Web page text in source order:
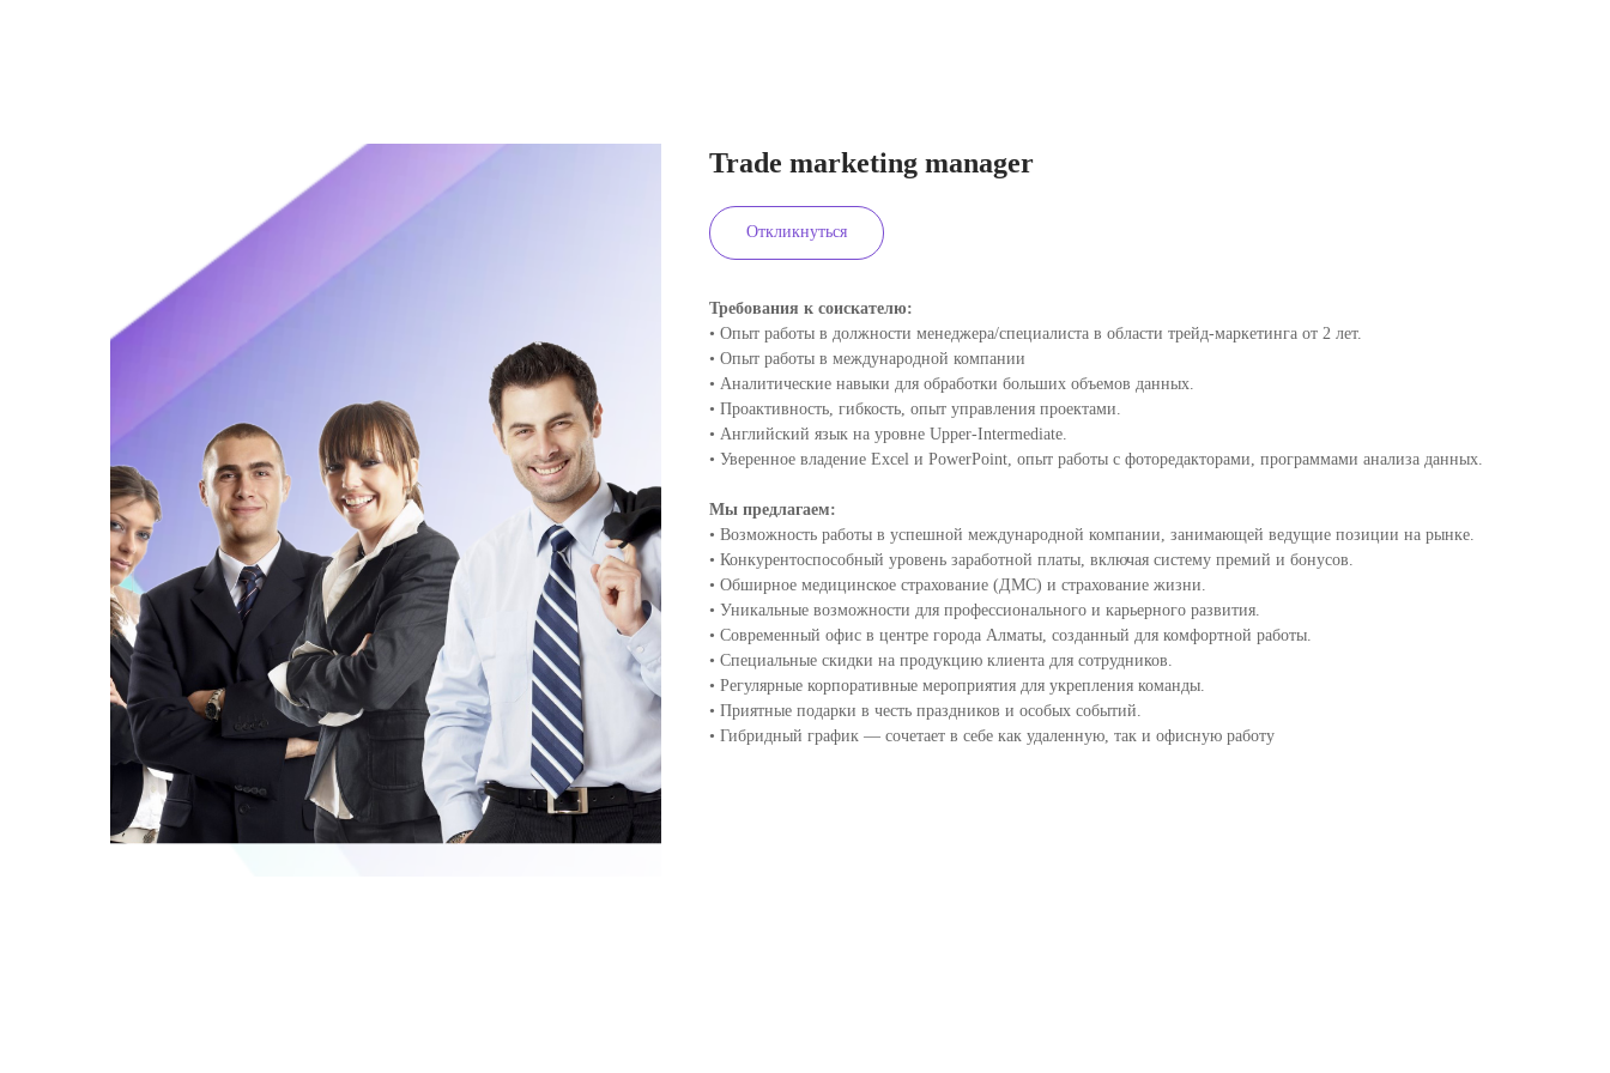
Trade marketing manager
Откликнуться
Требования к соискателю:
• Опыт работы в должности менеджера/специалиста в области трейд-маркетинга от 2 лет.
• Опыт работы в международной компании
• Аналитические навыки для обработки больших объемов данных.
• Проактивность, гибкость, опыт управления проектами.
• Английский язык на уровне Upper-Intermediate.
• Уверенное владение Excel и PowerPoint, опыт работы с фоторедакторами, программами анализа данных.
Мы предлагаем:
• Возможность работы в успешной международной компании, занимающей ведущие позиции на рынке.
• Конкурентоспособный уровень заработной платы, включая систему премий и бонусов.
• Обширное медицинское страхование (ДМС) и страхование жизни.
• Уникальные возможности для профессионального и карьерного развития.
• Современный офис в центре города Алматы, созданный для комфортной работы.
• Специальные скидки на продукцию клиента для сотрудников.
• Регулярные корпоративные мероприятия для укрепления команды.
• Приятные подарки в честь праздников и особых событий.
• Гибридный график — сочетает в себе как удаленную, так и офисную работу